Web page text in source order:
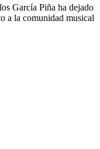
García Piña ha dejado
a la comunidad musical